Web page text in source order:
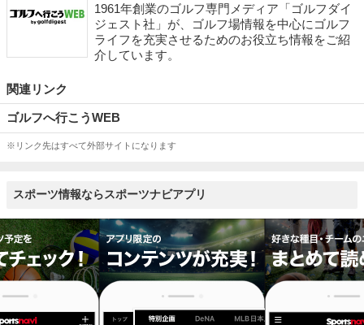
1961年創業のゴルフ専門メディア「ゴルフダイ
ジェスト社」が、ゴルフ場情報を中心にゴルフ
ライフを充実させるためのお役立ち情報をご紹
介しています。
関連リンク
ゴルフへ行こうWEB
※リンク先はすべて外部サイトになります
スポーツ情報ならスポーツナビアプリ